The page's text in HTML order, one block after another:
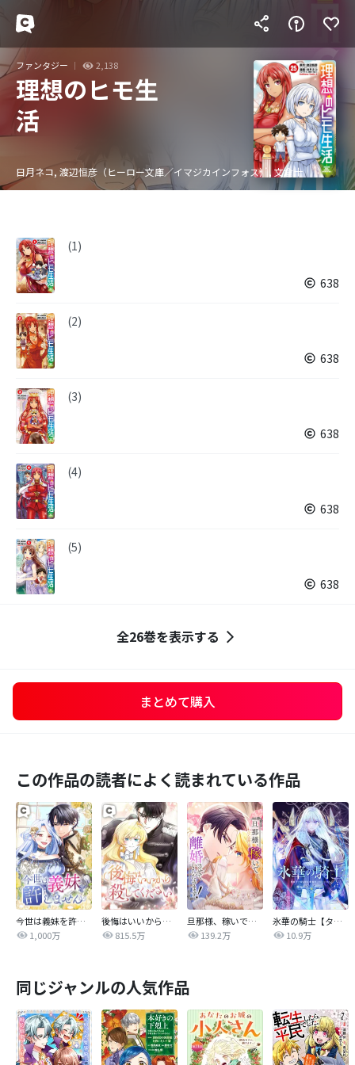
ファンタジー 2,138
理想のヒモ生
活
日月ネコ, 渡辺恒彦（ヒーロー文庫／イマジカインフォス）, 文倉十
(1)
638
(2)
638
(3)
638
(4)
638
(5)
638
全26巻を表示する
まとめて購入
この作品の読者によく読まれている作品
今世は義妹を許しません
1,000万
後悔はいいから殺してください
815.5万
旦那様、稼いで離婚させていただきます！
139.2万
氷華の騎士【タテヨミ】
10.9万
同じジャンルの人気作品